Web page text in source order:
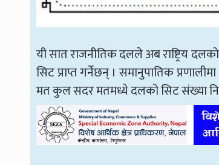
यी सात राजनीतिक दलले अब राष्ट्रिय
सिट प्राप्त गर्नेछन् । समानुपातिक
मत कुल सदर मतमध्ये दलको सिट संख्या